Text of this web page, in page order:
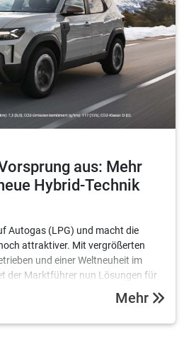
aus: Mehr
Hybrid-Technik
Autogas (LPG) und macht die
attraktiver. Mit vergrößerten
und einer Weltneuheit im
der Marktführer nun Lösungen für
Mehr